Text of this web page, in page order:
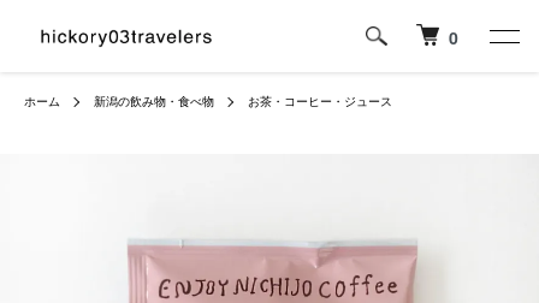
0
ホーム 新潟の飲み物・食べ物 お茶・コーヒー・ジュース